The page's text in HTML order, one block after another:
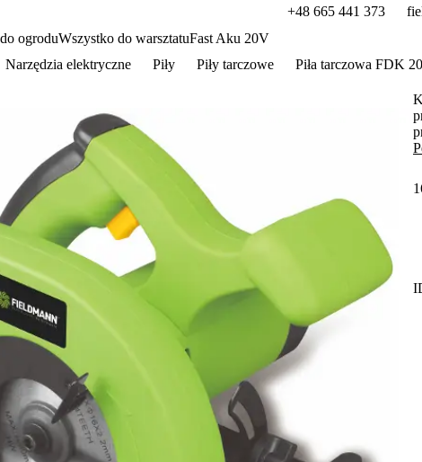
+48 665 441 373
ogroduWszystko do warsztatuFast Aku 20V
Narzędzia elektryczne Piły Piły tarczowe
Piła tarczowa FDK